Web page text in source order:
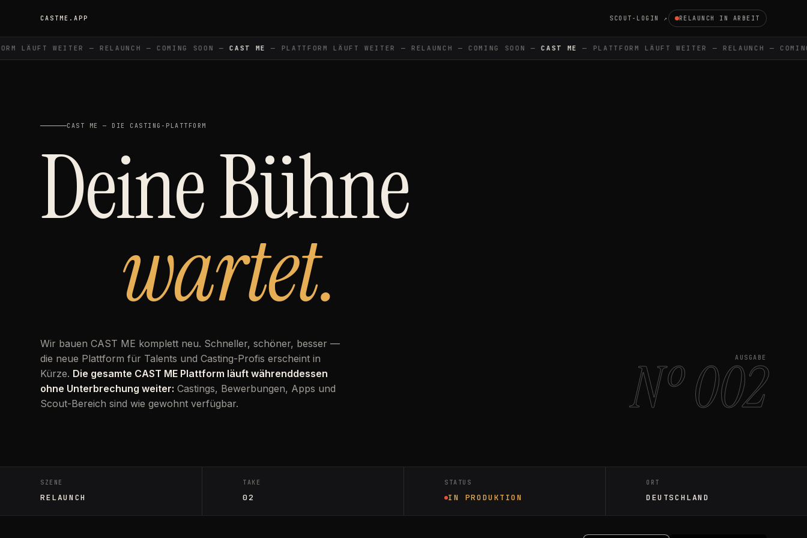
CASTME.APP SCOUT-LOGIN ↗ RELAUNCH IN ARBEIT
LÄUFT WEITER — RELAUNCH — COMING SOON —CAST ME— PLATTFORM LÄUFT WEITER — RELAUNCH — COMING SOON —CAST ME— PLATTFORM LÄUFT WEITER — RELAUNCH —
CAST ME — DIE CASTING-PLATTFORM
Deine Bühne
wartet.
Wir bauen CAST ME komplett neu. Schneller, schöner, besser —
die neue Plattform für Talents und Casting-Profis erscheint in
Kürze. Die gesamte CAST ME Plattform läuft währenddessen
ohne Unterbrechung weiter: Castings, Bewerbungen, Apps und
Scout-Bereich sind wie gewohnt verfügbar.
AUSGABE
Nº 002
SZENE
RELAUNCH
TAKE
02
STATUS
IN PRODUKTION
ORT
DEUTSCHLAND